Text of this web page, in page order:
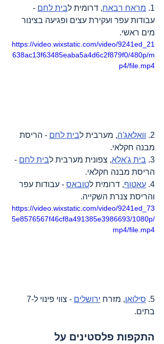
1. מראח רבאח, דרומית לבית לחם -
עבודות עפר ועקירת עצים ופגיעה בצינור
מים ראשי.
https://video.wixstatic.com/video/9241ed_21
638ac13f63485eaba5a4d6c2f879f0/480p/m
p4/file.mp4
2. וואלאג'ה, מערבית לבית לחם - הריסת
מבנה חקלאי.
3. בית ג'אלא, צפונית מערבית לבית לחם -
הריסת מבנה חקלאי.
4. עאטוף, דרומית לטובאס - עבודות עפר
והריסת צנרת השקייה.
https://video.wixstatic.com/video/9241ed_73
5e8576567f46cf8a491385e3986693/1080p/
mp4/file.mp4
5. סילואן, מזרח ירושלים
בתים.
התקפות פלסטינים על